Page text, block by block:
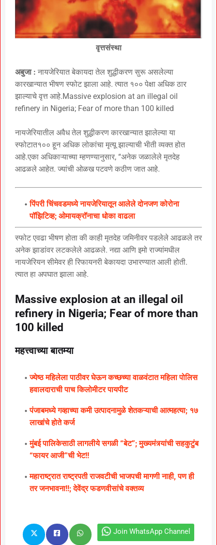
वृत्तसंस्था
अबुजा : नायजेरियात बेकायदा तेल शुद्धीकरण सुरू असलेल्या
कारखान्यात भीषण स्फोट झाला आहे. त्यात १०० पेक्षा अधिक ठार
झाल्याचे वृत्त आहे.Massive explosion at an illegal oil
refinery in Nigeria; Fear of more than 100 killed
नायजेरियातील अवैध तेल शुद्धीकरण कारखान्यात झालेल्या या
स्फोटात१०० हून अधिक लोकांचा मृत्यू झाल्याची भीती व्यक्त होत
आहे.एका अधिकाऱ्याच्या म्हणण्यानुसार, “अनेक जळालेले मृतदेह
आढळले आहेत. ज्यांची ओळख पटवणे कठीण जात आहे.
पिंपरी चिंचवडमध्ये नायजेरियातून आलेले दोनजण कोरोना
पॉझिटिव्ह; ओमायक्रॉनाचा धोका वाढला
स्फोट एवढा भीषण होता की काही मृतदेह जमिनीवर पडलेले आढळले तर
अनेक झाडांवर लटकलेले आढळले. नद्या आणि इमो राज्यांमधील
नायजेरियन सीमेवर ही रिफायनरी बेकायदा उभारण्यात आली होती.
त्यात हा अपघात झाला आहे.
Massive explosion at an illegal oil
refinery in Nigeria; Fear of more than
100 killed
महत्त्वाच्या बातम्या
ज्येष्ठ महिलेला पाठीवर घेऊन कच्छच्या वाळवंटात महिला पोलिस
हवालदाराची पाच किलोमीटर पायपीट
पंजाबमध्ये गव्हाच्या कमी उत्पादनामुळे शेतकऱ्याची आत्महत्या; १७
लाखांचे होते कर्ज
मुंबई पालिकेसाठी लागलीये सगळी “बेट”; मुख्यमंत्र्यांची सहकुटुंब
“फायर आजी”ची भेट!!
महाराष्ट्रात राष्ट्रपती राजवटीची भाजपची मागणी नाही, पण ही
तर जनभावना!!; देवेंद्र फडणवीसांचे वक्तव्य
Join WhatsApp Channel